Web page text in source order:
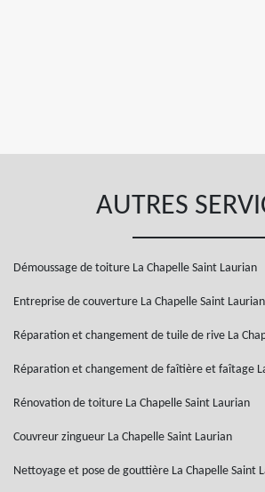
AUTRES
Démoussage de toiture La Chapelle Saint Laurian
Entreprise de couverture La Chapelle Saint Laurian
Réparation et changement de tuile de rive La
Réparation et changement de faîtière et faîtage
Rénovation de toiture La Chapelle Saint Laurian
Couvreur zingueur La Chapelle Saint Laurian
Nettoyage et pose de gouttière La Chapelle Saint